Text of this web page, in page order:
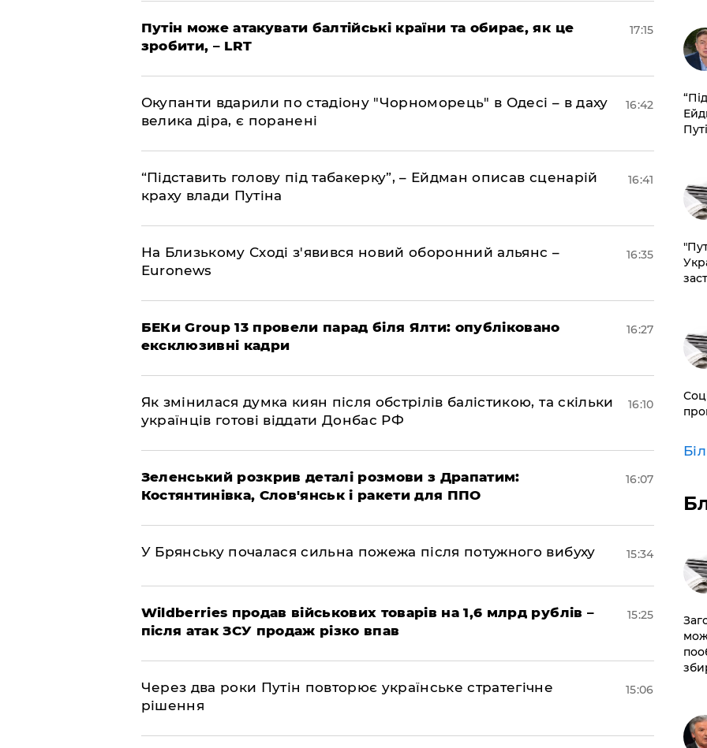
​Путін може атакувати балтійські країни та обирає, як це
зробити, – LRT
17:15
​Окупанти вдарили по стадіону "Чорноморець" в Одесі – в даху
велика діра, є поранені
16:42
​“Підставить голову під табакерку”, – Ейдман описав сценарій
краху влади Путіна
16:41
На Близькому Сході з'явився новий оборонний альянс –
Euronews
16:35
БЕКи Group 13 провели парад біля Ялти: опубліковано
ексклюзивні кадри
16:27
Як змінилася думка киян після обстрілів балістикою, та скільки
українців готові віддати Донбас РФ
16:10
Зеленський розкрив деталі розмови з Драпатим:
Костянтинівка, Слов'янськ і ракети для ППО
16:07
У Брянську почалася сильна пожежа після потужного вибуху 15:34
Wildberries продав військових товарів на 1,6 млрд рублів –
після атак ЗСУ продаж різко впав
15:25
Через два роки Путін повторює українське стратегічне
рішення
15:06